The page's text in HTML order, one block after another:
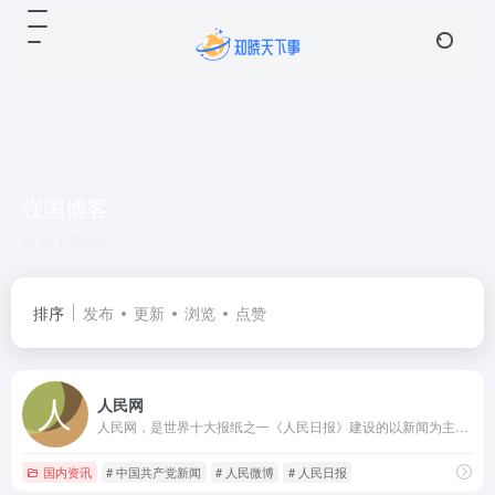
排序 发布 更新 浏览 点赞
人民网
国内资讯 # 中国共产党新闻 # 人民微博 # 人民日报